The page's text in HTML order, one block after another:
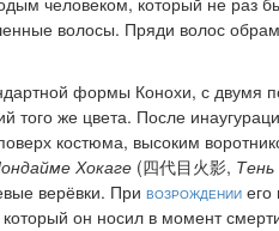
волосы. Пряди волос
формы Конохи, с двумя
того же цвета. После
костюма, высоким
Хокаге (四代目火影,
верёвки. При возрождении его
он носил в момент